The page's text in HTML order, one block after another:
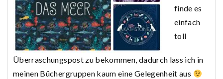
finde es
einfach
toll
Überraschungspost zu bekommen, dadurch lass ich in
meinen Büchergruppen kaum eine Gelegenheit aus